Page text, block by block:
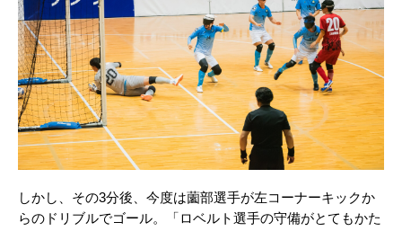
しかし、その3分後、今度は薗部選手が左コーナーキックか
らのドリブルでゴール。「ロベルト選手の守備がとてもかた